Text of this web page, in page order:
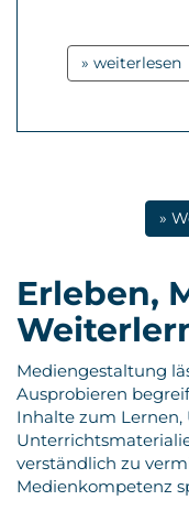
» weiterlesen
»
Erleben,
Mediengestaltung
Ausprobieren
Inhalte zum
verständlich zu
Medienkompetenz